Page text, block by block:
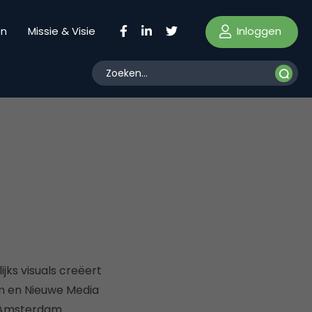
Missie & Visie Inloggen
visuals creëert
Nieuwe Media